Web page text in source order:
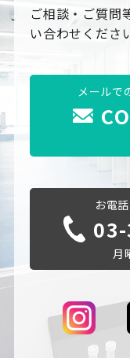
ご相談・ご質問
い合わせくださ
メールで
お電
月